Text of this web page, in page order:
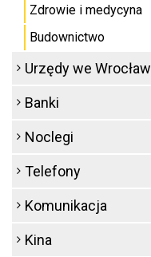
Zdrowie i medycyna
Budownictwo
Urzędy we
Banki
Noclegi
Telefony
Komunikacja
Kina